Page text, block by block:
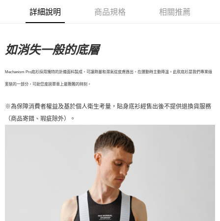
7-11店到店
每筆NT$80，滿NT$10,000(含以上)免運費
每筆NT$80，滿NT$10,000(含以上)免運費
宅配
每筆NT$130，滿NT$10,000(含以上)免運費
詳細說明 商品規格 相關推薦
如消失一般的底層
Mechanism Pro底衫採用獨特的針織面料製成，可讓熱量和濕氣從皮膚逸出，在運動時主動降溫。此款底衫是我們專業級
套裝的一部分，可助您度過單車上最艱難的時刻。
※為保障消費者權益及基於個人衛生考量，貼身底衫經售出後不提供退換貨服務
（商品寄錯、瑕疵除外）。